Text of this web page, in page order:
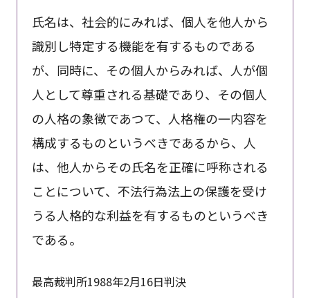
氏名は、社会的にみれば、個人を他人から
識別し特定する機能を有するものである
が、同時に、その個人からみれば、人が個
人として尊重される基礎であり、その個人
の人格の象徴であつて、人格権の一内容を
構成するものというべきであるから、人
は、他人からその氏名を正確に呼称される
ことについて、不法行為法上の保護を受け
うる人格的な利益を有するものというべき
である。
最高裁判所1988年2月16日判決